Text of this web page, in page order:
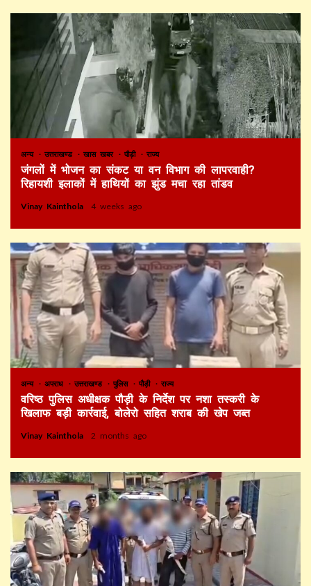
अन्य उत्तराखण्ड खास खबर पौड़ी राज्य
जंगलों में भोजन का संकट या वन विभाग की लापरवाही?
रिहायशी इलाकों में हाथियों का झुंड मचा रहा तांडव
Vinay Kainthola 4 weeks ago
अन्य अपराध उत्तराखण्ड पुलिस पौड़ी राज्य
वरिष्ठ पुलिस अधीक्षक पौड़ी के निर्देश पर नशा तस्करी के
खिलाफ बड़ी कार्रवाई, बोलेरो सहित शराब की खेप जब्त
Vinay Kainthola 2 months ago